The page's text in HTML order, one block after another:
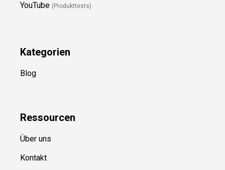
YouTube (Produkttests)
Kategorien
Blog
Ressourcen
Über uns
Kontakt